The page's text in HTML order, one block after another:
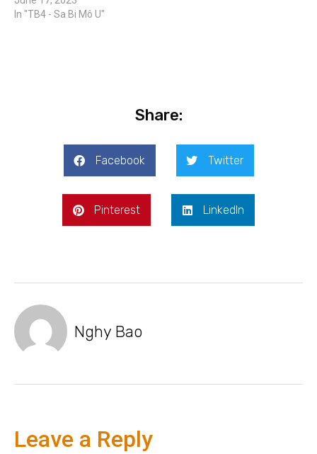
In "TB4 - Sa Bi Mô U"
Share:
Facebook Twitter
Pinterest LinkedIn
Nghy Bao
Leave a Reply